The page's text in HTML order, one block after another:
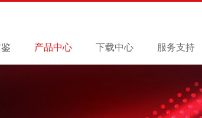
产品中心 下载中心 服务支持